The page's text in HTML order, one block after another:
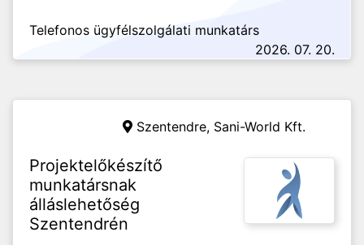
Telefonos ügyfélszolgálati munkatárs
2026. 07. 20.
Szentendre, Sani-World Kft.
Projektelőkészítő
munkatársnak
álláslehetőség
Szentendrén